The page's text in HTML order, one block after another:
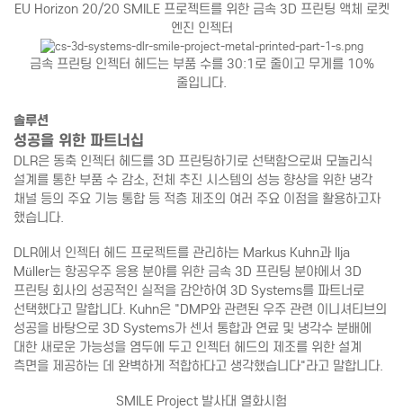
EU Horizon 20/20 SMILE 프로젝트를 위한 금속 3D 프린팅 액체 로켓
엔진 인젝터
금속 프린팅 인젝터 헤드는 부품 수를 30:1로 줄이고 무게를 10%
줄입니다.
솔루션
성공을 위한 파트너십
DLR은 동축 인젝터 헤드를 3D 프린팅하기로 선택함으로써 모놀리식
설계를 통한 부품 수 감소, 전체 추진 시스템의 성능 향상을 위한 냉각
채널 등의 주요 기능 통합 등 적층 제조의 여러 주요 이점을 활용하고자
했습니다.
DLR에서 인젝터 헤드 프로젝트를 관리하는 Markus Kuhn과 Ilja
Müller는 항공우주 응용 분야를 위한 금속 3D 프린팅 분야에서 3D
프린팅 회사의 성공적인 실적을 감안하여 3D Systems를 파트너로
선택했다고 말합니다. Kuhn은 "DMP와 관련된 우주 관련 이니셔티브의
성공을 바탕으로 3D Systems가 센서 통합과 연료 및 냉각수 분배에
대한 새로운 가능성을 염두에 두고 인젝터 헤드의 제조를 위한 설계
측면을 제공하는 데 완벽하게 적합하다고 생각했습니다"라고 말합니다.
SMILE Project 발사대 열화시험